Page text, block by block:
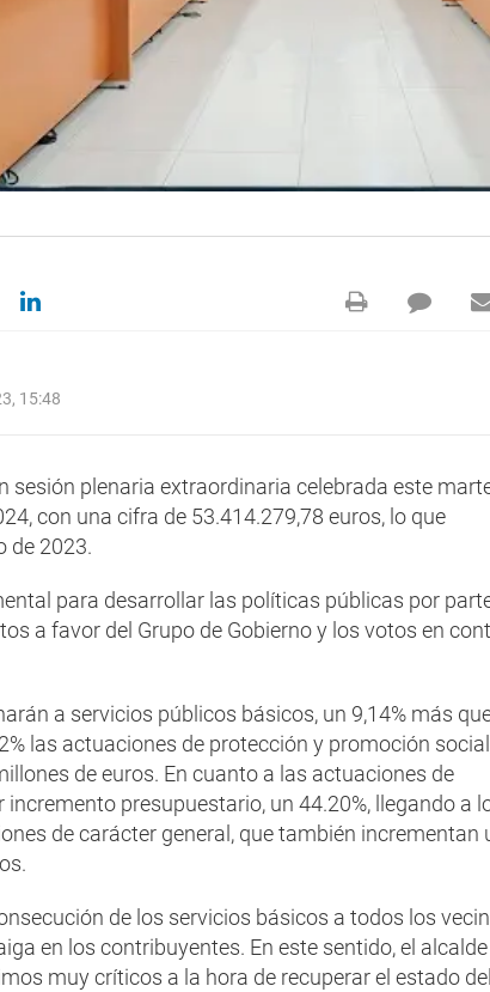
15:48
sesión plenaria extraordinaria celebrada este
con una cifra de 53.414.279,78 euros, lo que
de 2023.
para desarrollar las políticas públicas por
a favor del Grupo de Gobierno y los votos en
a servicios públicos básicos, un 9,14% más
las actuaciones de protección y promoción
de euros. En cuanto a las actuaciones de
presupuestario, un 44.20%, llegando a
de carácter general, que también incrementan
de los servicios básicos a todos los
en los contribuyentes. En este sentido, el alcalde
muy críticos a la hora de recuperar el estado del